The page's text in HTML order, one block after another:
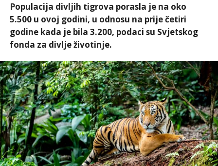
Populacija divljih tigrova porasla je na oko
5.500 u ovoj godini, u odnosu na prije četiri
godine kada je bila 3.200, podaci su Svjetskog
fonda za divlje životinje.